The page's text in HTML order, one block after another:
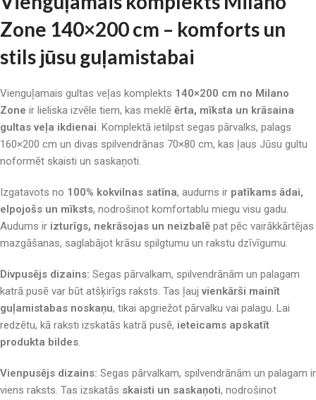
Zone 140×200 cm – komforts un
stils jūsu guļamistabai
Vienguļamais gultas veļas komplekts 140×200 cm no Milano
Zone ir lieliska izvēle tiem, kas meklē ērta, mīksta un krāsaina
gultas veļa ikdienai. Komplektā ietilpst segas pārvalks, palags
160×200 cm un divas spilvendrānas 70×80 cm, kas ļaus Jūsu gultu
noformēt skaisti un saskaņoti.
Izgatavots no 100% kokvilnas satīna, audums ir patīkams ādai,
elpojošs un mīksts, nodrošinot komfortablu miegu visu gadu.
Audums ir izturīgs, nekrāsojas un neizbalē pat pēc vairākkārtējas
mazgāšanas, saglabājot krāsu spilgtumu un rakstu dzīvīgumu.
Divpusējs dizains: Segas pārvalkam, spilvendrānām un palagam
katrā pusē var būt atšķirīgs raksts. Tas ļauj vienkārši mainīt
guļamistabas noskaņu, tikai apgriežot pārvalku vai palagu. Lai
redzētu, kā raksti izskatās katrā pusē, ieteicams apskatīt
produkta bildes.
Vienpusējs dizains: Segas pārvalkam, spilvendrānām un palagam ir
viens raksts. Tas izskatās skaisti un saskaņoti, nodrošinot